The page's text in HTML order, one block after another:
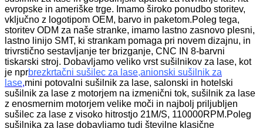
evropske in ameriške trge. Imamo široko ponudbo storitev,
vključno z logotipom OEM, barvo in paketom.Poleg tega,
storitev ODM za naše stranke, imamo lastno zasnovo plesni,
lastno linijo SMT, ki strankam pomaga pri novem dizajnu, in
trivrstično sestavljanje ter brizganje, CNC IN 8-barvni
tiskarski stroj. Dobavljamo veliko vrst sušilnikov za lase, kot
je nprbrezkrtačni sušilec za lase,anionski sušilnik za
lase,mini potovalni sušilnik za lase, salonski in hotelski
sušilnik za lase z motorjem na izmenični tok, sušilnik za lase
z enosmernim motorjem velike moči in najbolj priljubljen
sušilec za lase z visoko hitrostjo 21M/S, 110000RPM.Poleg
sušilnika za lase dobavljamo tudi številne klasične